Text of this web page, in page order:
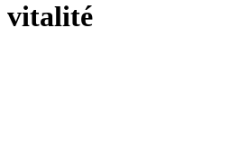
vitalité